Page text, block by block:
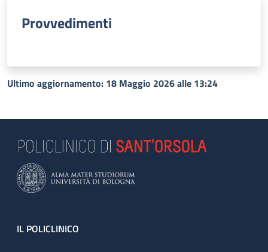
Provvedimenti
Ultimo aggiornamento: 18 Maggio 2026 alle 13:24
Footer
IL POLICLINICO